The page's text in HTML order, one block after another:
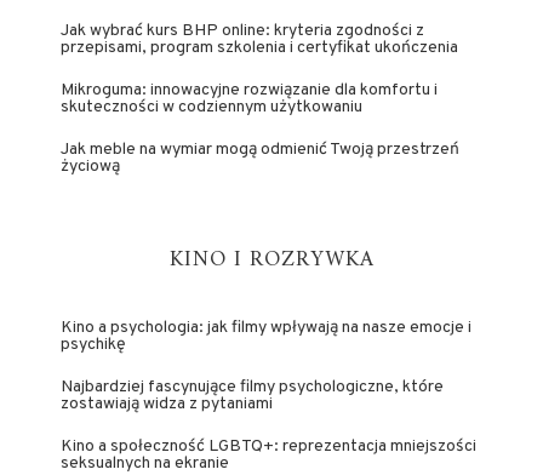
Jak wybrać kurs BHP online: kryteria zgodności z
przepisami, program szkolenia i certyfikat ukończenia
Mikroguma: innowacyjne rozwiązanie dla komfortu i
skuteczności w codziennym użytkowaniu
Jak meble na wymiar mogą odmienić Twoją przestrzeń
życiową
KINO I ROZRYWKA
Kino a psychologia: jak filmy wpływają na nasze emocje i
psychikę
Najbardziej fascynujące filmy psychologiczne, które
zostawiają widza z pytaniami
Kino a społeczność LGBTQ+: reprezentacja mniejszości
seksualnych na ekranie